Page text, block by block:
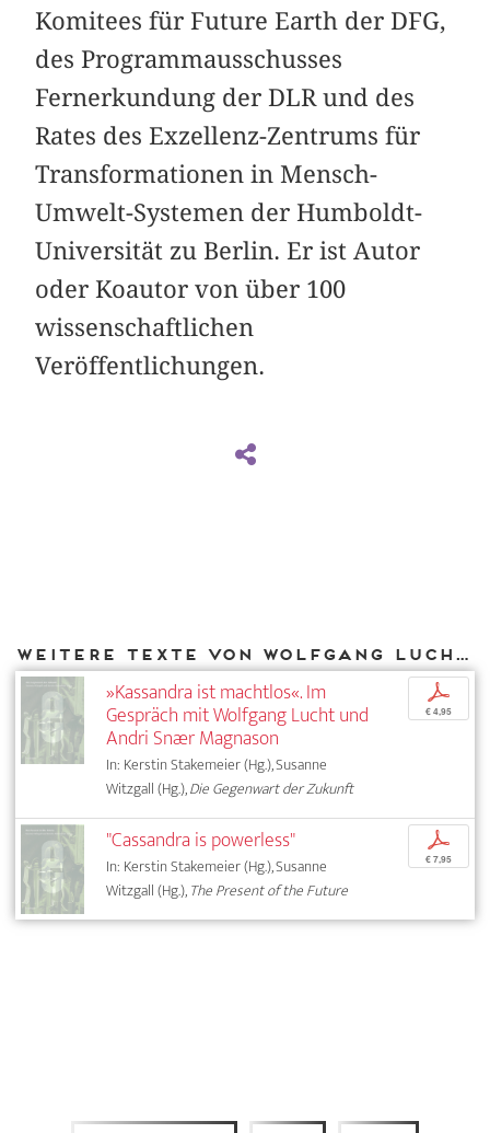
Komitees für Future Earth der DFG,
des Programmausschusses
Fernerkundung der DLR und des
Rates des Exzellenz-Zentrums für
Transformationen in Mensch-
Umwelt-Systemen der Humboldt-
Universität zu Berlin. Er ist Autor
oder Koautor von über 100
wissenschaftlichen
Veröffentlichungen.
Weitere Texte von Wolfgang Lucht bei DIAPHANES
»Kassandra ist machtlos«. Im
Gespräch mit Wolfgang Lucht und
Andri Snær Magnason
In: Kerstin Stakemeier (Hg.), Susanne
Witzgall (Hg.),Die Gegenwart der Zukunft
p
€ 4,95
"Cassandra is powerless"
In: Kerstin Stakemeier (Hg.), Susanne
Witzgall (Hg.),The Present of the Future
p
€ 7,95